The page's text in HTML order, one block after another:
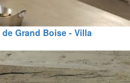
Grand Boise - Villa